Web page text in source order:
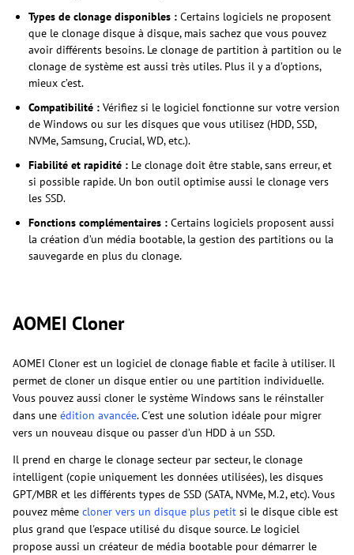
Types de clonage disponibles : Certains logiciels ne proposent
que le clonage disque à disque, mais sachez que vous pouvez
avoir différents besoins. Le clonage de partition à partition ou le
clonage de système est aussi très utiles. Plus il y a d’options,
mieux c’est.
Compatibilité : Vérifiez si le logiciel fonctionne sur votre version
de Windows ou sur les disques que vous utilisez (HDD, SSD,
NVMe, Samsung, Crucial, WD, etc.).
Fiabilité et rapidité : Le clonage doit être stable, sans erreur, et
si possible rapide. Un bon outil optimise aussi le clonage vers
les SSD.
Fonctions complémentaires : Certains logiciels proposent aussi
la création d’un média bootable, la gestion des partitions ou la
sauvegarde en plus du clonage.
AOMEI Cloner
AOMEI Cloner est un logiciel de clonage fiable et facile à utiliser. Il
permet de cloner un disque entier ou une partition individuelle.
Vous pouvez aussi cloner le système Windows sans le réinstaller
dans une édition avancée. C'est une solution idéale pour migrer
vers un nouveau disque ou passer d’un HDD à un SSD.
Il prend en charge le clonage secteur par secteur, le clonage
intelligent (copie uniquement les données utilisées), les disques
GPT/MBR et les différents types de SSD (SATA, NVMe, M.2, etc). Vous
pouvez même cloner vers un disque plus petit si le disque cible est
plus grand que l'espace utilisé du disque source. Le logiciel
propose aussi un créateur de média bootable pour démarrer le